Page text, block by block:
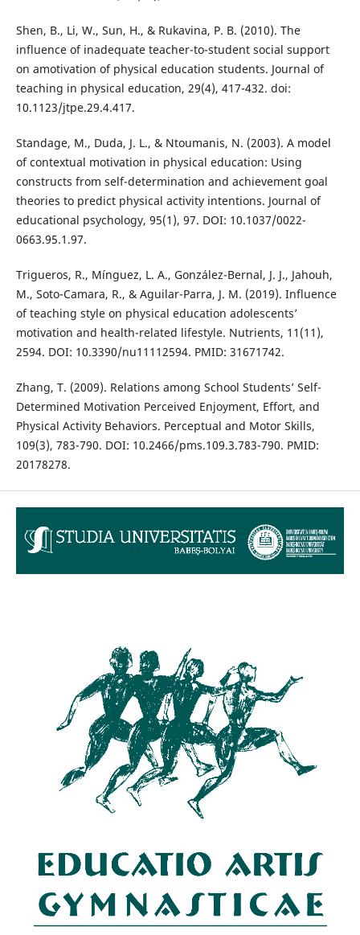
Shen, B., Li, W., Sun, H., & Rukavina, P. B. (2010). The
influence of inadequate teacher-to-student social support
on amotivation of physical education students. Journal of
teaching in physical education, 29(4), 417-432. doi:
10.1123/jtpe.29.4.417.
Standage, M., Duda, J. L., & Ntoumanis, N. (2003). A model
of contextual motivation in physical education: Using
constructs from self-determination and achievement goal
theories to predict physical activity intentions. Journal of
educational psychology, 95(1), 97. DOI: 10.1037/0022-
0663.95.1.97.
Trigueros, R., Mínguez, L. A., González-Bernal, J. J., Jahouh,
M., Soto-Camara, R., & Aguilar-Parra, J. M. (2019). Influence
of teaching style on physical education adolescents’
motivation and health-related lifestyle. Nutrients, 11(11),
2594. DOI: 10.3390/nu11112594. PMID: 31671742.
Zhang, T. (2009). Relations among School Students’ Self-
Determined Motivation Perceived Enjoyment, Effort, and
Physical Activity Behaviors. Perceptual and Motor Skills,
109(3), 783-790. DOI: 10.2466/pms.109.3.783-790. PMID:
20178278.